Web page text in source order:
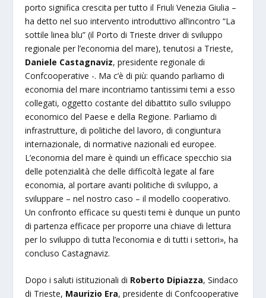
porto significa crescita per tutto il Friuli Venezia Giulia –
ha detto nel suo intervento introduttivo all’incontro “La
sottile linea blu” (il Porto di Trieste driver di sviluppo
regionale per l’economia del mare), tenutosi a Trieste,
Daniele Castagnaviz, presidente regionale di
Confcooperative -. Ma c’è di più: quando parliamo di
economia del mare incontriamo tantissimi temi a esso
collegati, oggetto costante del dibattito sullo sviluppo
economico del Paese e della Regione. Parliamo di
infrastrutture, di politiche del lavoro, di congiuntura
internazionale, di normative nazionali ed europee.
L’economia del mare è quindi un efficace specchio sia
delle potenzialità che delle difficoltà legate al fare
economia, al portare avanti politiche di sviluppo, a
sviluppare – nel nostro caso – il modello cooperativo.
Un confronto efficace su questi temi è dunque un punto
di partenza efficace per proporre una chiave di lettura
per lo sviluppo di tutta l’economia e di tutti i settori», ha
concluso Castagnaviz.
Dopo i saluti istituzionali di Roberto Dipiazza, Sindaco
di Trieste, Maurizio Era, presidente di Confcooperative